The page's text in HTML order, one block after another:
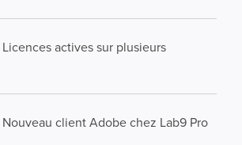
Licences actives sur plusieurs
Nouveau client Adobe chez Lab9 Pro